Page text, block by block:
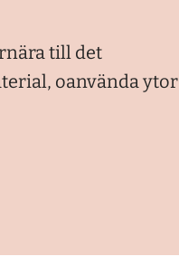
till det
oanvända ytor